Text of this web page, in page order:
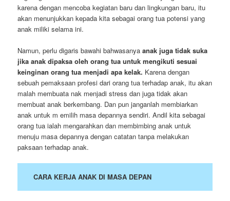
karena dengan mencoba kegiatan baru dan lingkungan baru, itu
akan menunjukkan kepada kita sebagai orang tua potensi yang
anak miliki selama ini.
Namun, perlu digaris bawahi bahwasanyaanak juga tidak suka
jika anak dipaksa oleh orang tua untuk mengikuti sesuai
keinginan orang tua menjadi apa kelak. Karena dengan
sebuah pemaksaan profesi dari orang tua terhadap anak, itu akan
malah membuata nak menjadi stress dan juga tidak akan
membuat anak berkembang. Dan pun janganlah membiarkan
anak untuk m emilih masa depannya sendiri. Andil kita sebagai
orang tua ialah mengarahkan dan membimbing anak untuk
menuju masa depannya dengan catatan tanpa melakukan
paksaan terhadap anak.
CARA KERJA ANAK DI MASA DEPAN